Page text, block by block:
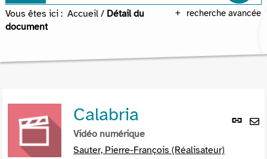
recherche avancée
Vous êtes ici : Accueil / Détail du
document
Lien
Calabria
Vidéo numérique
Sauter, Pierre-François (Réalisateur)